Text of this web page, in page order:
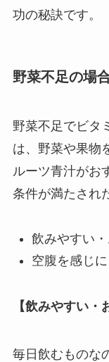
功の秘訣です。
野菜不足の場
野菜不足でビタ
は、野菜や果物
ルーツ青汁がお
条件が満たされ
飲みやすい
空腹を感じ
【飲みやすい・
毎日飲むものな